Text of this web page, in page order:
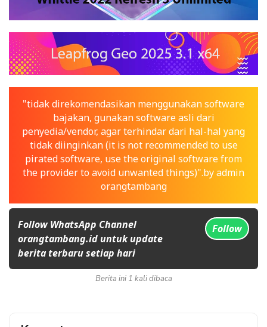
"tidak direkomendasikan menggunakan software
bajakan, gunakan software asli dari
penyedia/vendor, agar terhindar dari hal-hal yang
tidak diinginkan (it is not recommended to use
pirated software, use the original software from
the provider to avoid unwanted things)".by admin
orangtambang
Follow WhatsApp Channel
orangtambang.id untuk update
berita terbaru setiap hari
Follow
Berita ini 1 kali dibaca